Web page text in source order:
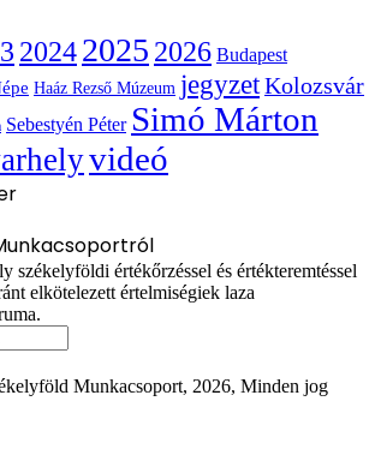
20242025 2026 Budapest
Haáz Rezső Múzeum jegyzetKolozsvár
Sebestyén Péter Simó Márton
videó
székelyföldi értékőrzéssel és értékteremtéssel
elkötelezett értelmiségiek laza
Munkacsoport, 2026, Minden jog